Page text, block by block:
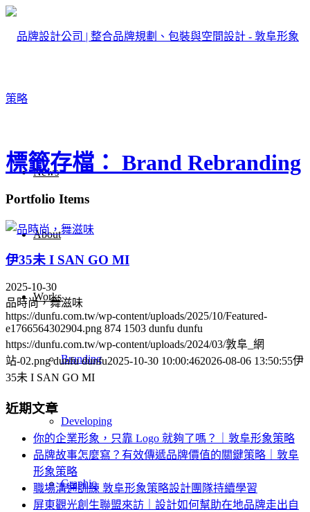
News
About
Works
Branding
Developing
Graphic
標籤存檔： Brand Rebranding
Portfolio Items
伊35未 I SAN GO MI
2025-10-30
品時尚，舞滋味
https://dunfu.com.tw/wp-content/uploads/2025/10/Featured-
e1766564302904.png 874 1503 dunfu dunfu
https://dunfu.com.tw/wp-content/uploads/2024/03/敦阜_網
站-02.png dunfu dunfu2025-10-30 10:00:462026-08-06 13:50:55伊
35未 I SAN GO MI
近期文章
你的企業形象，只靠 Logo 就夠了嗎？｜敦阜形象策略
品牌故事怎麼寫？有效傳遞品牌價值的關鍵策略｜敦阜
形象策略
職場溝通訓練 敦阜形象策略設計團隊持續學習
屏東觀光創生聯盟來訪｜設計如何幫助在地品牌走出自